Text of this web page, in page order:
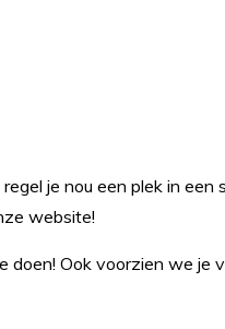
je nou een plek in
website!
Ook voorzien we je